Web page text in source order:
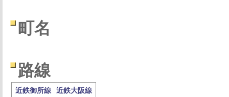
町名
路線
近鉄御所線 近鉄大阪線